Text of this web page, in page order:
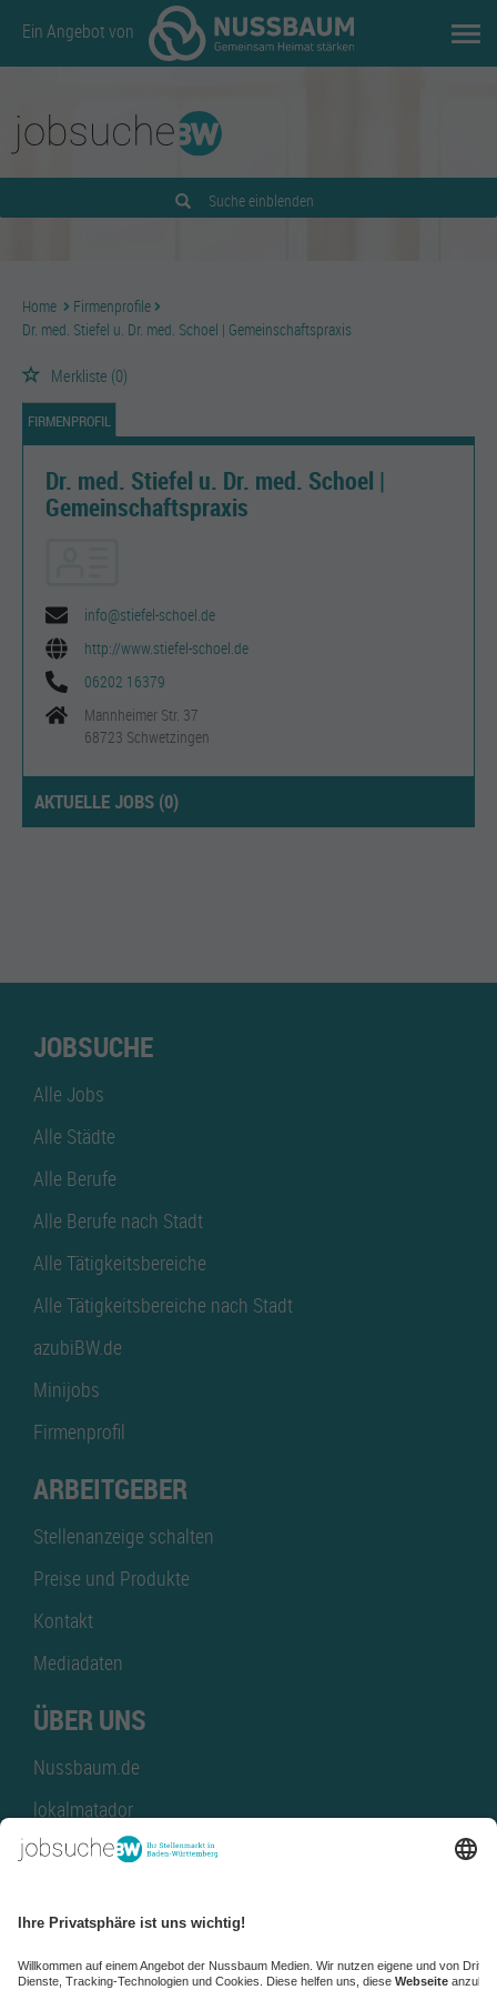
Ein Angebot von
Suche einblenden
Home
Firmenprofile
Dr. med. Stiefel u. Dr. med. Schoel | Gemeinschaftspraxis
Merkliste (0)
FIRMENPROFIL
Dr. med. Stiefel u. Dr. med. Schoel |
Gemeinschaftspraxis
info@stiefel-schoel.de
http://www.stiefel-schoel.de
06202 16379
Mannheimer Str. 37
68723 Schwetzingen
AKTUELLE JOBS (0)
JOBSUCHE
Alle Jobs
Alle Städte
Alle Berufe
Alle Berufe nach Stadt
Alle Tätigkeitsbereiche
Alle Tätigkeitsbereiche nach Stadt
azubiBW.de
Minijobs
Firmenprofil
ARBEITGEBER
Stellenanzeige schalten
Preise und Produkte
Kontakt
Mediadaten
ÜBER UNS
Nussbaum.de
lokalmatador
kaufinBW
NussbaumID
Nussbaum Medien